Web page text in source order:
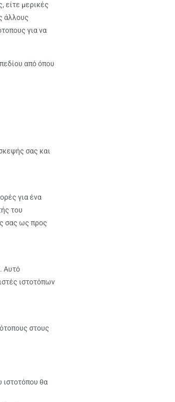
είτε μερικές
άλλους
για να
από όπου
σας και
για ένα
του
σας ως προς
Αυτό
ιστοτόπων
στους
ιστοτόπου θα